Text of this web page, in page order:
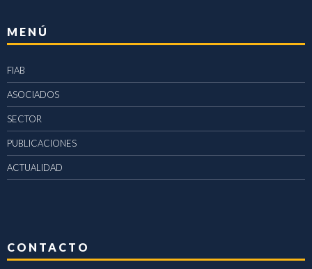
MENÚ
FIAB
ASOCIADOS
SECTOR
PUBLICACIONES
ACTUALIDAD
CONTACTO